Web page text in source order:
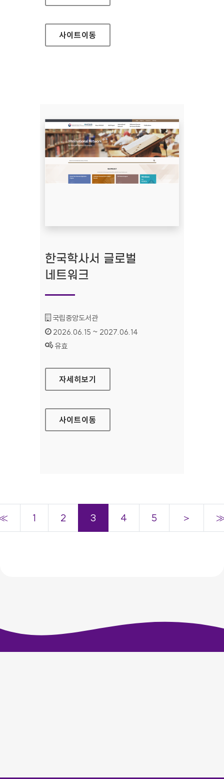
사이트이동
한국학사서 글로벌
네트워크
기관명 :
국립중앙도서관
인증기간 :
2026.06.15 ~ 2027.06.14
상태 :
유효
한국학사서 글로벌 네트워크
자세히보기
사이트이동
1 2 3 4 5 ＞